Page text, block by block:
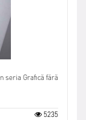
seria Grafică fără
5235